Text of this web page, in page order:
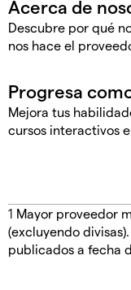
Descubre por qué
nos hace el
Mejora tus
cursos interactivos
1 Mayor proveedor
(excluyendo
publicados a fecha